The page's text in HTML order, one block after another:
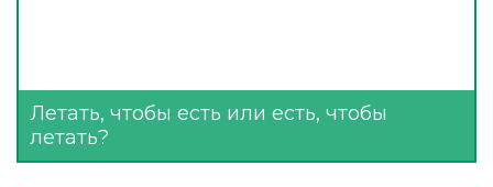
Летать, чтобы есть или есть, чтобы
летать?